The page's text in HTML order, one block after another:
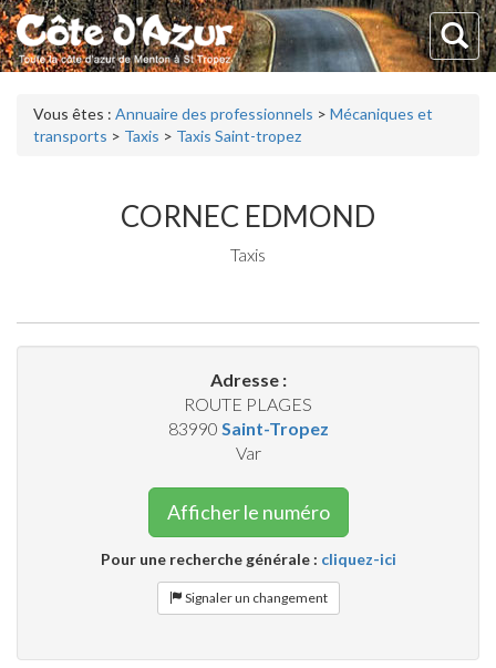
Vous êtes : Annuaire des professionnels > Mécaniques et
transports > Taxis > Taxis Saint-tropez
CORNEC EDMOND
Taxis
Adresse :
ROUTE PLAGES
83990 Saint-Tropez
Var
Afficher le numéro
Pour une recherche générale : cliquez-ici
Signaler un changement